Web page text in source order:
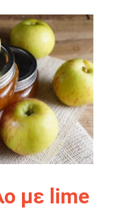
με lime